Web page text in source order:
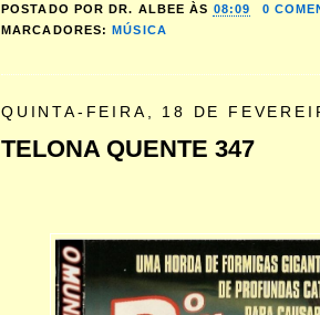
POSTADO POR DR. ALBEE ÀS 08:09
0
MARCADORES:MÚSICA
QUINTA-FEIRA, 18 DE
TELONA QUENTE 347